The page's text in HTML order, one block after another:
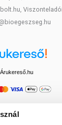
Viszonteladói
Árukereső.hu